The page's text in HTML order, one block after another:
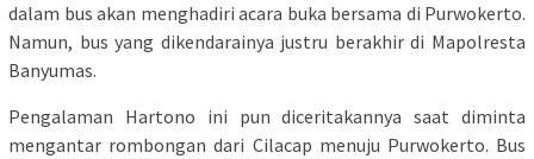
dalam bus akan menghadiri acara buka bersama di Purwokerto.
Namun, bus yang dikendarainya justru berakhir di Mapolresta
Banyumas.
Pengalaman Hartono ini pun diceritakannya saat diminta
mengantar rombongan dari Cilacap menuju Purwokerto. Bus